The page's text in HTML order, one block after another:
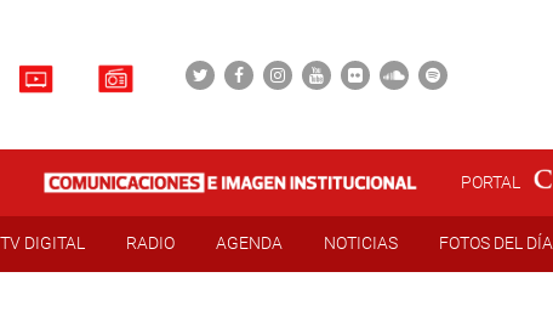
PORTAL
TV DIGITAL RADIO AGENDA NOTICIAS FOTOS DEL DÍA